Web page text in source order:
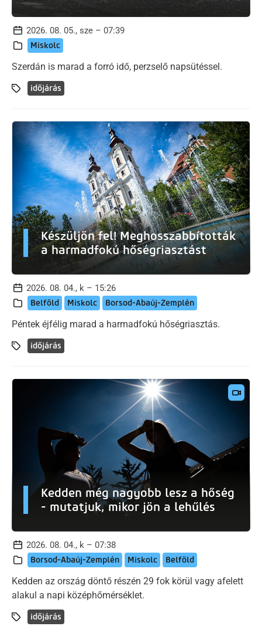
2026. 08. 05., sze – 07:39
Miskolc
Szerdán is marad a forró idő, perzselő napsütéssel.
időjárás
Készüljön fel! Meghosszabbították
a harmadfokú hőségriasztást
2026. 08. 04., k – 15:26
Belföld Miskolc Borsod-Abaúj-Zemplén
Péntek éjfélig marad a harmadfokú hőségriasztás.
időjárás
Kedden még nagyobb lesz a hőség
- mutatjuk, mikor jön a lehűlés
2026. 08. 04., k – 07:38
Borsod-Abaúj-Zemplén Miskolc Belföld
Kedden az ország döntő részén 29 fok körül vagy afelett
alakul a napi középhőmérséklet.
időjárás